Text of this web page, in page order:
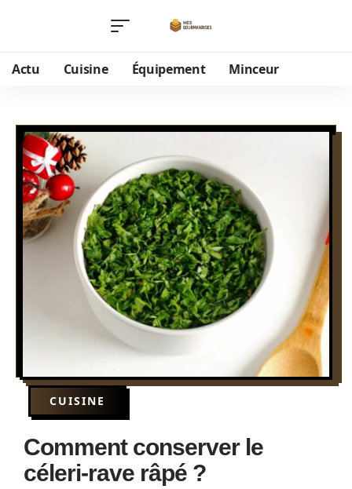
Actu Cuisine Équipement Minceur
CUISINE
Comment conserver le
céleri-rave râpé ?